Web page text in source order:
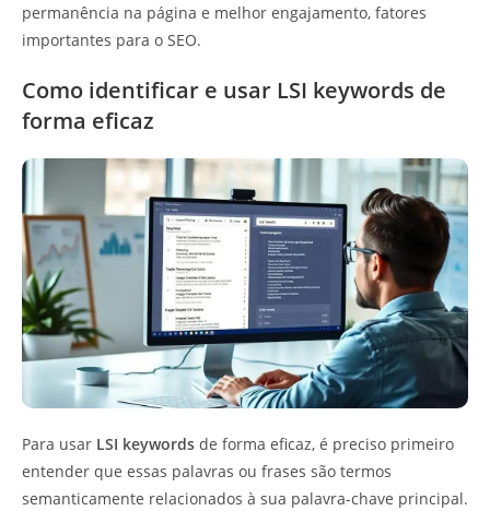
permanência na página e melhor engajamento, fatores
importantes para o SEO.
Como identificar e usar LSI keywords de
forma eficaz
Para usar LSI keywords de forma eficaz, é preciso primeiro
entender que essas palavras ou frases são termos
semanticamente relacionados à sua palavra-chave principal.